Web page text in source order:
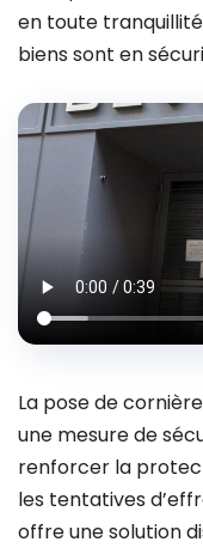
en toute
biens sont en
La pose de
une mesure de
renforcer la
les tentatives
offre une solution